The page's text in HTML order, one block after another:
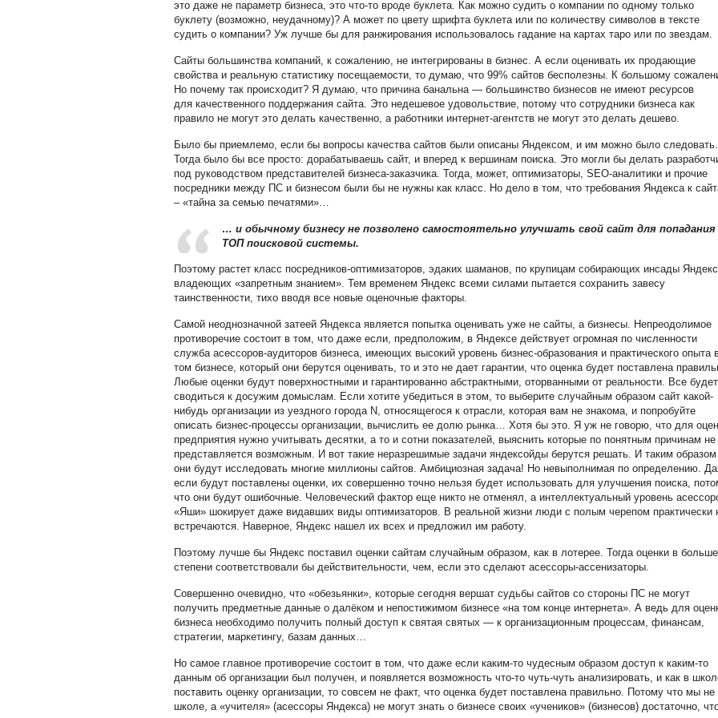
это даже не параметр бизнеса, это что-то вроде буклета. Как можно судить о компании по одному только
буклету (возможно, неудачному)? А может по цвету шрифта буклета или по количеству символов в тексте
судить о компании? Уж лучше бы для ранжирования использовалось гадание на картах таро или по звездам.
Сайты большинства компаний, к сожалению, не интегрированы в бизнес. А если оценивать их продающие
свойства и реальную статистику посещаемости, то думаю, что 99% сайтов бесполезны. К большому
Но почему так происходит? Я думаю, что причина банальна — большинство бизнесов не имеют ресурсов
для качественного поддержания сайта. Это недешевое удовольствие, потому что сотрудники бизнеса как
правило не могут это делать качественно, а работники интернет-агентств не могут это делать дешево.
Было бы приемлемо, если бы вопросы качества сайтов были описаны Яндексом, и им можно было следовать.
Тогда было бы все просто: дорабатываешь сайт, и вперед к вершинам поиска. Это могли бы делать
под руководством представителей бизнеса-заказчика. Тогда, может, оптимизаторы, SEO-аналитики и прочие
посредники между ПС и бизнесом были бы не нужны как класс. Но дело в том, что требования Яндекса к
– «тайна за семью печатями»…
… и обычному бизнесу не позволено самостоятельно улучшать свой сайт для попадания
ТОП поисковой системы.
Поэтому растет класс посредников-оптимизаторов, эдаких шаманов, по крупицам собирающих инсады
владеющих «запретным знанием». Тем временем Яндекс всеми силами пытается сохранить завесу
таинственности, тихо вводя все новые оценочные факторы.
Самой неоднозначной затеей Яндекса является попытка оценивать уже не сайты, а бизнесы. Непреодолимое
противоречие состоит в том, что даже если, предположим, в Яндексе действует огромная по численности
служба асессоров-аудиторов бизнеса, имеющих высокий уровень бизнес-образования и практического опыта
том бизнесе, который они берутся оценивать, то и это не дает гарантии, что оценка будет поставлена
Любые оценки будут поверхностными и гарантированно абстрактными, оторванными от реальности. Все будет
сводиться к досужим домыслам. Если хотите убедиться в этом, то выберите случайным образом сайт какой-
нибудь организации из уездного города N, относящегося к отрасли, которая вам не знакома, и попробуйте
описать бизнес-процессы организации, вычислить ее долю рынка… Хотя бы это. Я уж не говорю, что для
предприятия нужно учитывать десятки, а то и сотни показателей, выяснить которые по понятным причинам не
представляется возможным. И вот такие неразрешимые задачи яндексойды берутся решать. И таким образом
они будут исследовать многие миллионы сайтов. Амбициозная задача! Но невыполнимая по определению.
если будут поставлены оценки, их совершенно точно нельзя будет использовать для улучшения поиска,
что они будут ошибочные. Человеческий фактор еще никто не отменял, а интеллектуальный уровень
«Яши»шокирует даже видавших виды оптимизаторов. В реальной жизни люди с полым черепом практически
встречаются. Наверное, Яндекс нашел их всех и предложил им работу.
Поэтому лучше бы Яндекс поставил оценки сайтам случайным образом, как в лотерее. Тогда оценки в
степени соответствовали бы действительности, чем, если это сделают асессоры-ассенизаторы.
Совершенно очевидно, что «обезьянки», которые сегодня вершат судьбы сайтов со стороны ПС не могут
получить предметные данные о далёком и непостижимом бизнесе «на том конце интернета». А ведь для
бизнеса необходимо получить полный доступ к святая святых — к организационным процессам, финансам,
стратегии, маркетингу, базам данных…
Но самое главное противоречие состоит в том, что даже если каким-то чудесным образом доступ к каким-то
данным об организации был получен, и появляется возможность что-то чуть-чуть анализировать, и как в
поставить оценку организации, то совсем не факт, что оценка будет поставлена правильно. Потому что мы не
школе, а «учителя» (асессоры Яндекса) не могут знать о бизнесе своих «учеников» (бизнесов) достаточно,